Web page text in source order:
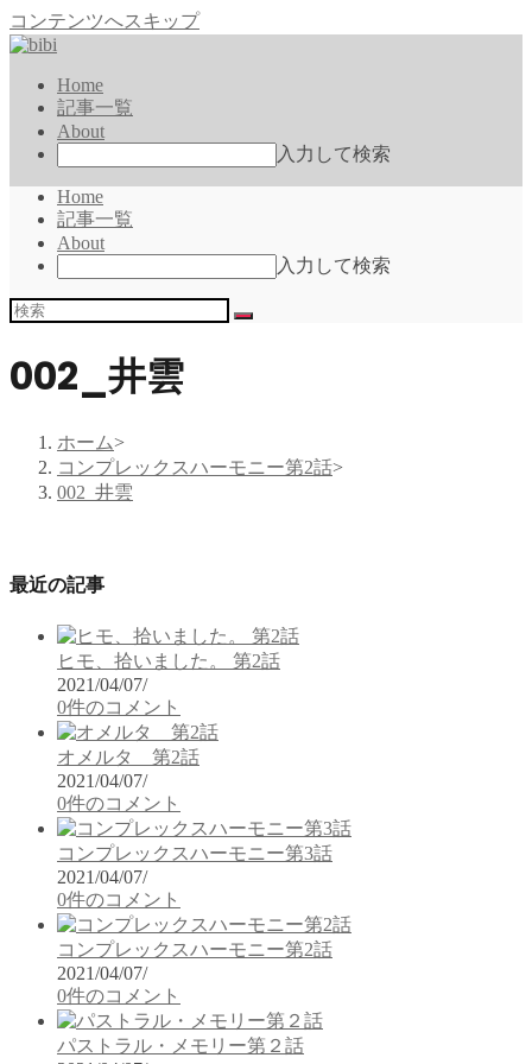
コンテンツへスキップ
Home
記事一覧
About
入力して検索
Home
記事一覧
About
入力して検索
002_井雲
ホーム>
コンプレックスハーモニー第2話>
002_井雲
最近の記事
ヒモ、拾いました。 第2話
2021/04/07/
0件のコメント
オメルタ 第2話
2021/04/07/
0件のコメント
コンプレックスハーモニー第3話
2021/04/07/
0件のコメント
コンプレックスハーモニー第2話
2021/04/07/
0件のコメント
パストラル・メモリー第２話